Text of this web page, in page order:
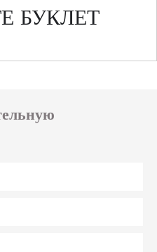
БУКЛЕТ